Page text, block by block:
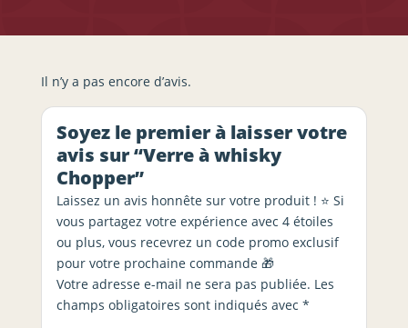
Il n’y a pas encore d’avis.
Soyez le premier à laisser votre
avis sur “Verre à whisky
Chopper”
Laissez un avis honnête sur votre produit ! ⭐ Si
vous partagez votre expérience avec 4 étoiles
ou plus, vous recevrez un code promo exclusif
pour votre prochaine commande 🎁
Votre adresse e-mail ne sera pas publiée. Les
champs obligatoires sont indiqués avec *